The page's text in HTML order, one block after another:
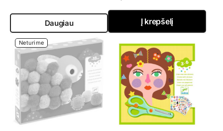
Daugiau Į krepšelį
Neturime